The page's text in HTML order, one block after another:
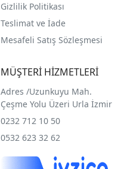
Gizlilik Politikası
Teslimat ve İade
Mesafeli Satış Sözleşmesi
MÜŞTERİ HİZMETLERİ
Adres /Uzunkuyu Mah.
Çeşme Yolu Üzeri Urla İzmir
0232 712 10 50
0532 623 32 62